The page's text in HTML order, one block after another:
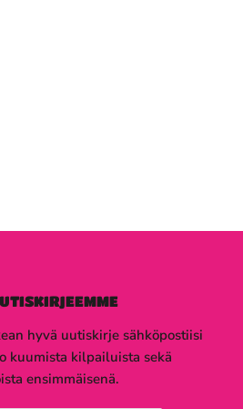
hyvä uutiskirje sähköpostiisi
kuumista kilpailuista sekä
ensimmäisenä.